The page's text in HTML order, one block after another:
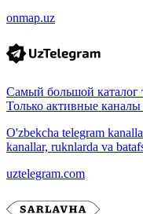
onmap.uz
Самый большой каталог
Только активные каналы
O'zbekcha telegram
kanallar, ruknlarda va
uztelegram.com